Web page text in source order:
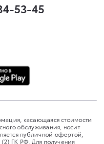
53-45
касающаяся стоимости
обслуживания, носит
публичной офертой,
ГК РФ. Для получения